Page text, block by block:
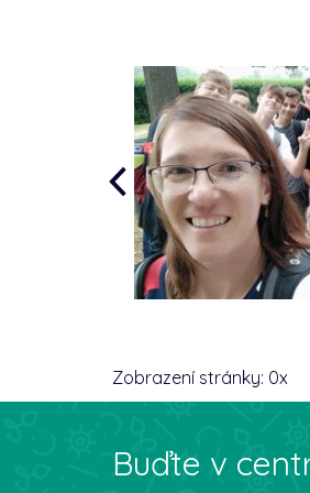
Zobrazení stránky: 0x
Buďte v